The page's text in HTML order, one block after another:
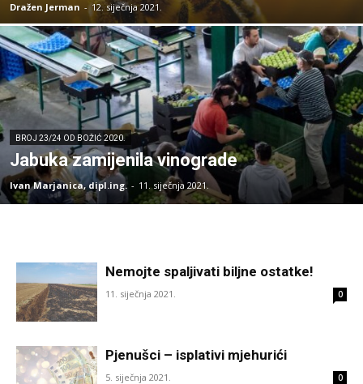
Dražen Jerman - 12. siječnja 2021.
BROJ 23/24 OD BOŽIĆ 2020.
Jabuka zamijenila vinograde
Ivan Marjanica, dipl.ing. - 11. siječnja 2021.
Nemojte spaljivati biljne ostatke!
11. siječnja 2021. 0
Pjenušci – isplativi mjehurići
5. siječnja 2021. 0